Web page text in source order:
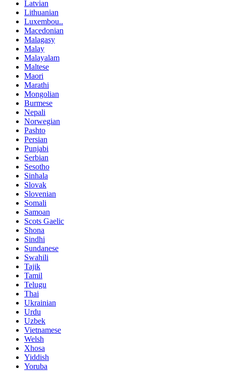
Latvian
Lithuanian
Luxembou..
Macedonian
Malagasy
Malay
Malayalam
Maltese
Maori
Marathi
Mongolian
Burmese
Nepali
Norwegian
Pashto
Persian
Punjabi
Serbian
Sesotho
Sinhala
Slovak
Slovenian
Somali
Samoan
Scots Gaelic
Shona
Sindhi
Sundanese
Swahili
Tajik
Tamil
Telugu
Thai
Ukrainian
Urdu
Uzbek
Vietnamese
Welsh
Xhosa
Yiddish
Yoruba